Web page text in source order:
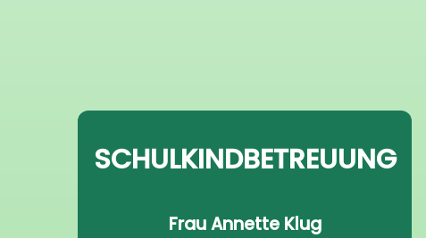
SCHULKINDBETREUUNG
Frau Annette Klug